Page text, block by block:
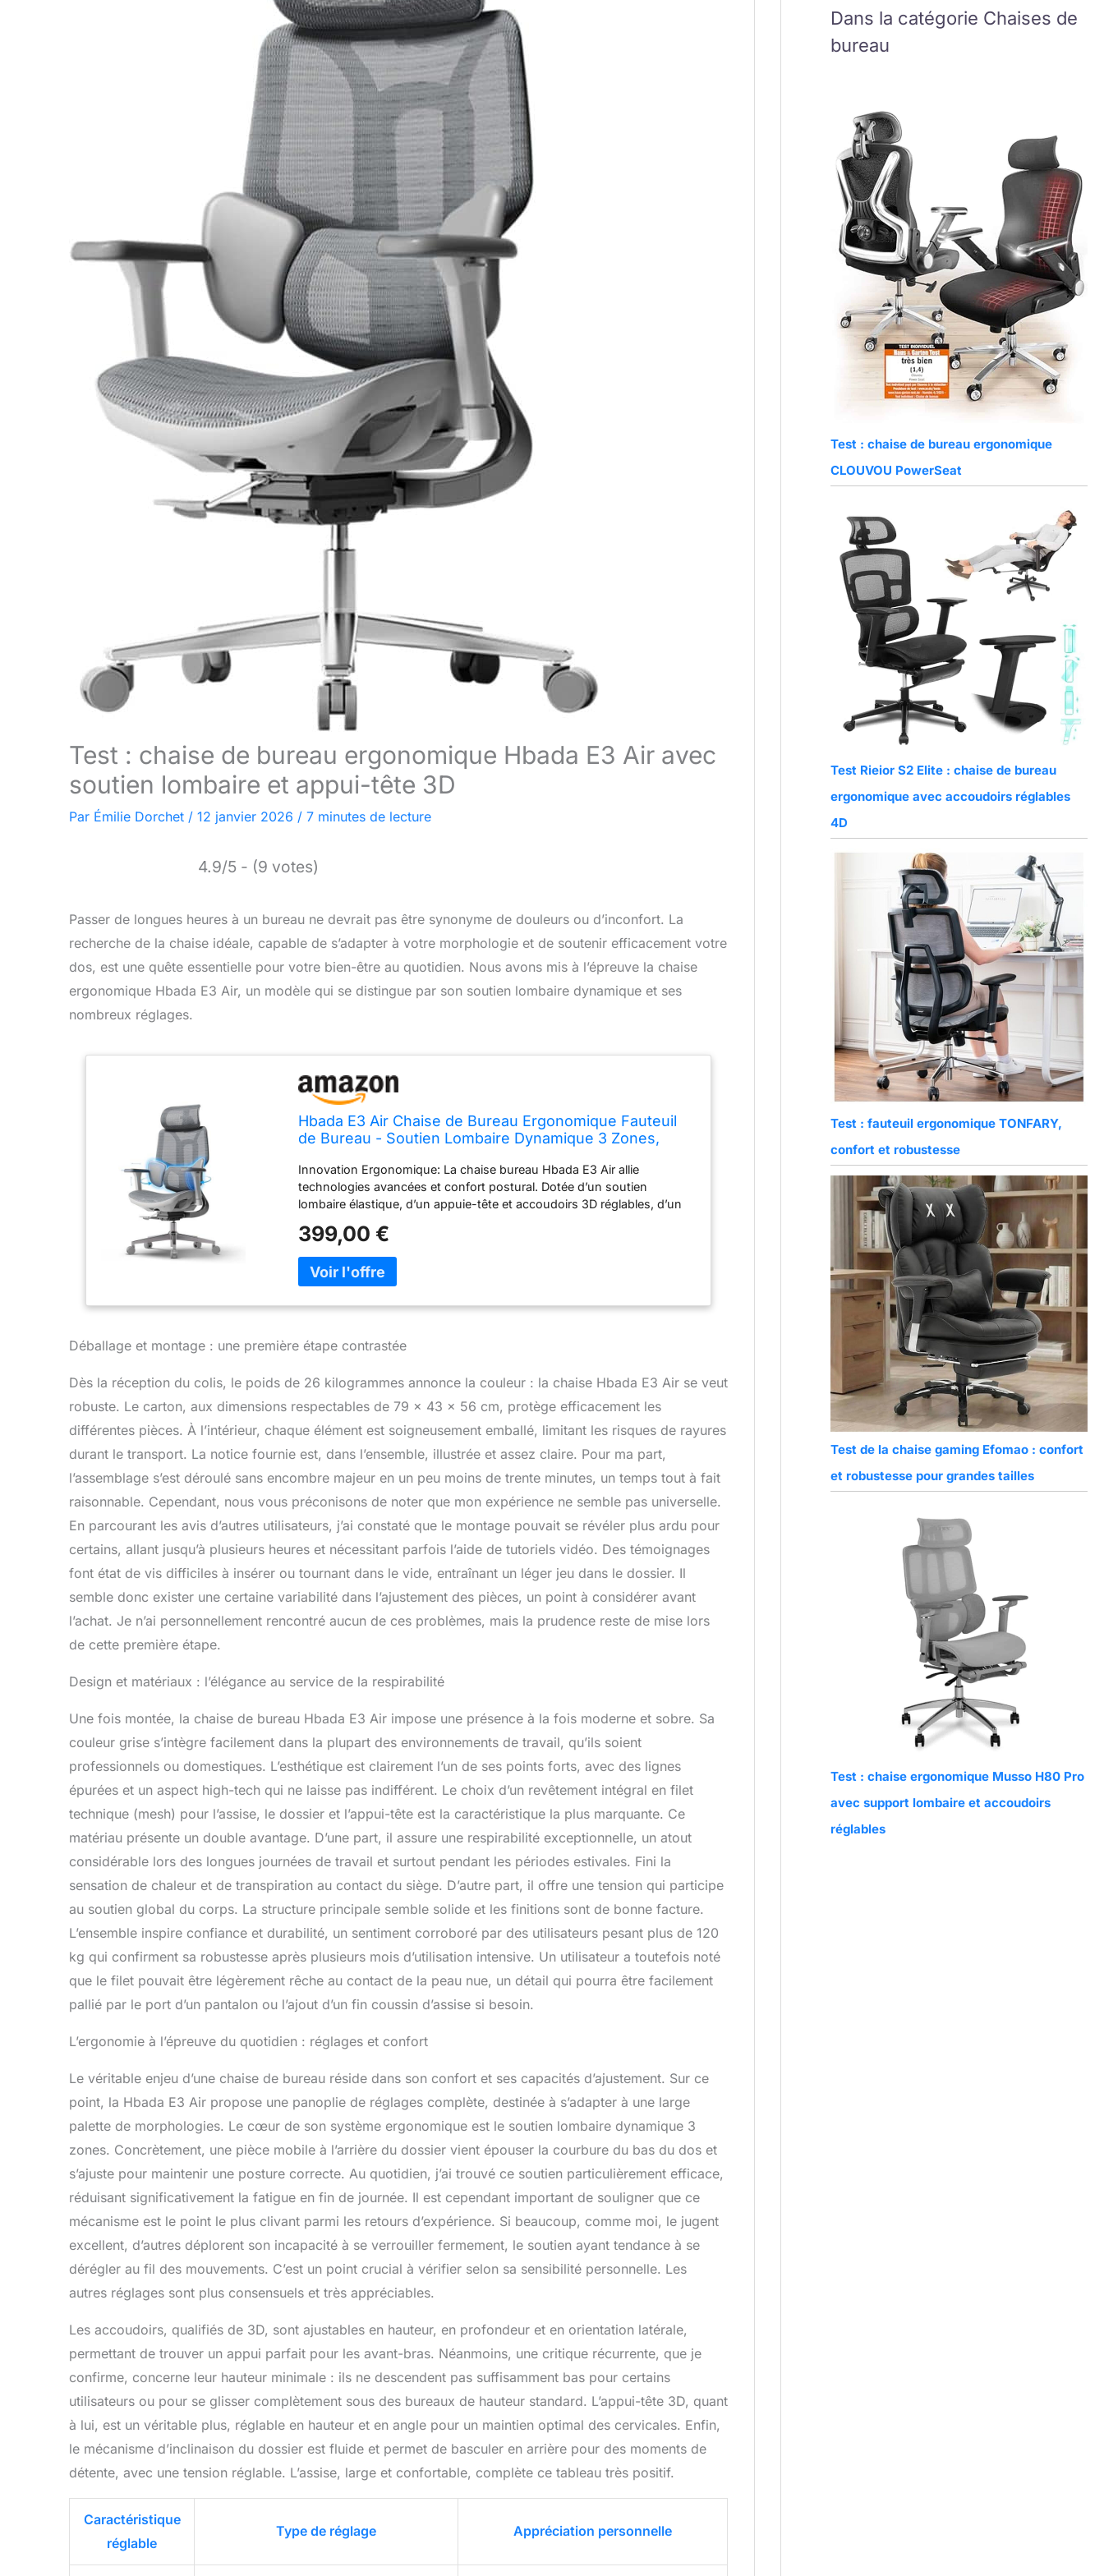
Test : chaise de bureau ergonomique Hbada E3 Air avec
soutien lombaire et appui-tête 3D
Par Émilie Dorchet / 12 janvier 2026 / 7 minutes de lecture
4.9/5 - (9 votes)
Passer de longues heures à un bureau ne devrait pas être synonyme de douleurs ou d’inconfort. La
recherche de la chaise idéale, capable de s’adapter à votre morphologie et de soutenir efficacement votre
dos, est une quête essentielle pour votre bien-être au quotidien. Nous avons mis à l’épreuve la chaise
ergonomique Hbada E3 Air, un modèle qui se distingue par son soutien lombaire dynamique et ses
nombreux réglages.
Hbada E3 Air Chaise de Bureau Ergonomique Fauteuil
de Bureau - Soutien Lombaire Dynamique 3 Zones,
Pivotant sans Repose-Pieds, Gris
Innovation Ergonomique: La chaise bureau Hbada E3 Air allie
technologies avancées et confort postural. Dotée d’un soutien
lombaire élastique, d’un appuie-tête et accoudoirs 3D réglables, d’un
fauteuil de bureau offre une inclinaison jusqu’à 140° et une profondeur
de siège ajustable. Idéal pour des journées de travail prolongées sans
fatigue. Système de Soutien en T Breveté: Exclusivité Hbada, le chaise
Hbada E3 Air élimine les « 3 douleurs de la position assise » grâce à
son dossier ajustable sur 9 crans (déplacement vertical de 7 cm). Son
automatiquement à votre morphologie. Réglé en position maximale, il
Élastique 3 Zones: La chaise de bureau Hbada E3 Air révolutionne le
confort dorsal : son coussin lombaire à 8 réglages (rotation
interne/externe de 40°, ajustement avant/arrière de 2,5 cm et vertical
de 4 cm) épouse dynamiquement votre cambrure. Un système auto-
Personnalisation Totale: Le fauteuil de bureau ergonomique Hbada E3
Air se distingue par son appuie-tête 3D (rotation biaxiale de 70° +
réglage de 4,5 cm) et ses accoudoirs 3D (5 cm avant/arrière, 7 cm
hauteur, 40° latéral). Une ergonomie sur mesure pour un alignement
parfait cou-bras-colonne. Confort Actif et Détente: Avec son mesh
respirant et sa profondeur de siège réglable (5 cm), la chaise
ergonomique Hbada E3 Air convient à toutes les tailles. Basculez à
140° pour une sieste revitalisante grâce au mécanisme inclinable à
activation intuitive : inclinez le dossier tout en tirant la manette, puis
verrouillez l’angle souhaité.
399,00 €
Déballage et montage : une première étape contrastée
Dès la réception du colis, le poids de 26 kilogrammes annonce la couleur : la chaise Hbada E3 Air se veut
robuste. Le carton, aux dimensions respectables de 79 x 43 x 56 cm, protège efficacement les
différentes pièces. À l’intérieur, chaque élément est soigneusement emballé, limitant les risques de rayures
durant le transport. La notice fournie est, dans l’ensemble, illustrée et assez claire. Pour ma part,
l’assemblage s’est déroulé sans encombre majeur en un peu moins de trente minutes, un temps tout à fait
raisonnable. Cependant, nous vous préconisons de noter que mon expérience ne semble pas universelle.
En parcourant les avis d’autres utilisateurs, j’ai constaté que le montage pouvait se révéler plus ardu pour
certains, allant jusqu’à plusieurs heures et nécessitant parfois l’aide de tutoriels vidéo. Des témoignages
font état de vis difficiles à insérer ou tournant dans le vide, entraînant un léger jeu dans le dossier. Il
semble donc exister une certaine variabilité dans l’ajustement des pièces, un point à considérer avant
l’achat. Je n’ai personnellement rencontré aucun de ces problèmes, mais la prudence reste de mise lors
de cette première étape.
Design et matériaux : l’élégance au service de la respirabilité
Une fois montée, la chaise de bureau Hbada E3 Air impose une présence à la fois moderne et sobre. Sa
couleur grise s’intègre facilement dans la plupart des environnements de travail, qu’ils soient
professionnels ou domestiques. L’esthétique est clairement l’un de ses points forts, avec des lignes
épurées et un aspect high-tech qui ne laisse pas indifférent. Le choix d’un revêtement intégral en filet
technique (mesh) pour l’assise, le dossier et l’appui-tête est la caractéristique la plus marquante. Ce
matériau présente un double avantage. D’une part, il assure une respirabilité exceptionnelle, un atout
considérable lors des longues journées de travail et surtout pendant les périodes estivales. Fini la
sensation de chaleur et de transpiration au contact du siège. D’autre part, il offre une tension qui participe
au soutien global du corps. La structure principale semble solide et les finitions sont de bonne facture.
L’ensemble inspire confiance et durabilité, un sentiment corroboré par des utilisateurs pesant plus de 120
kg qui confirment sa robustesse après plusieurs mois d’utilisation intensive. Un utilisateur a toutefois noté
que le filet pouvait être légèrement rêche au contact de la peau nue, un détail qui pourra être facilement
pallié par le port d’un pantalon ou l’ajout d’un fin coussin d’assise si besoin.
L’ergonomie à l’épreuve du quotidien : réglages et confort
Le véritable enjeu d’une chaise de bureau réside dans son confort et ses capacités d’ajustement. Sur ce
point, la Hbada E3 Air propose une panoplie de réglages complète, destinée à s’adapter à une large
palette de morphologies. Le cœur de son système ergonomique est le soutien lombaire dynamique 3
zones. Concrètement, une pièce mobile à l’arrière du dossier vient épouser la courbure du bas du dos et
s’ajuste pour maintenir une posture correcte. Au quotidien, j’ai trouvé ce soutien particulièrement efficace,
réduisant significativement la fatigue en fin de journée. Il est cependant important de souligner que ce
mécanisme est le point le plus clivant parmi les retours d’expérience. Si beaucoup, comme moi, le jugent
excellent, d’autres déplorent son incapacité à se verrouiller fermement, le soutien ayant tendance à se
dérégler au fil des mouvements. C’est un point crucial à vérifier selon sa sensibilité personnelle. Les
autres réglages sont plus consensuels et très appréciables.
Les accoudoirs, qualifiés de 3D, sont ajustables en hauteur, en profondeur et en orientation latérale,
permettant de trouver un appui parfait pour les avant-bras. Néanmoins, une critique récurrente, que je
confirme, concerne leur hauteur minimale : ils ne descendent pas suffisamment bas pour certains
utilisateurs ou pour se glisser complètement sous des bureaux de hauteur standard. L’appui-tête 3D, quant
à lui, est un véritable plus, réglable en hauteur et en angle pour un maintien optimal des cervicales. Enfin,
le mécanisme d’inclinaison du dossier est fluide et permet de basculer en arrière pour des moments de
détente, avec une tension réglable. L’assise, large et confortable, complète ce tableau très positif.
Caractéristique
réglable
Type de réglage Appréciation personnelle
Dans la catégorie Chaises de
bureau
Test : chaise de bureau ergonomique
CLOUVOU PowerSeat
Test Rieior S2 Elite : chaise de bureau
ergonomique avec accoudoirs réglables
4D
Test : fauteuil ergonomique TONFARY,
confort et robustesse
Test de la chaise gaming Efomao : confort
et robustesse pour grandes tailles
Test : chaise ergonomique Musso H80 Pro
avec support lombaire et accoudoirs
réglables